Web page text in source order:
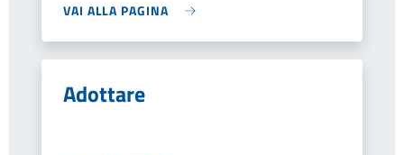
VAI ALLA PAGINA
Adottare